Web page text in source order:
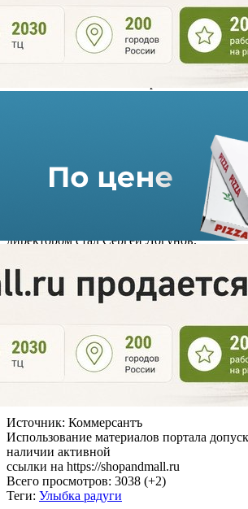
06.06.2023 г. в 16:47
1 мин
Новым собственником торговой сети
Наталья Копылкова, ex-топ-менеджер
Прежними собственниками «Удыбки
Костыгин и Август Мейер, совладельцы
Изменения коснулись и головной
радуги», кипрской компании Ulybka
По данным «Infoline-Аналитики», в
«Улыбки радуги» увеличилась на 19,4%
годом, достигнув 27,7 млрд рублей.
Сегодня в сеть «Улыбка радуги» входят
магазинов в 33 регионах страны.
Напомним, ранеепокупкой сети
Источник: Коммерсантъ
Использование материалов портала
наличии активной
ссылки на https://shopandmall.ru
Всего просмотров: 3038 (+2)
Теги: Улыбка радуги